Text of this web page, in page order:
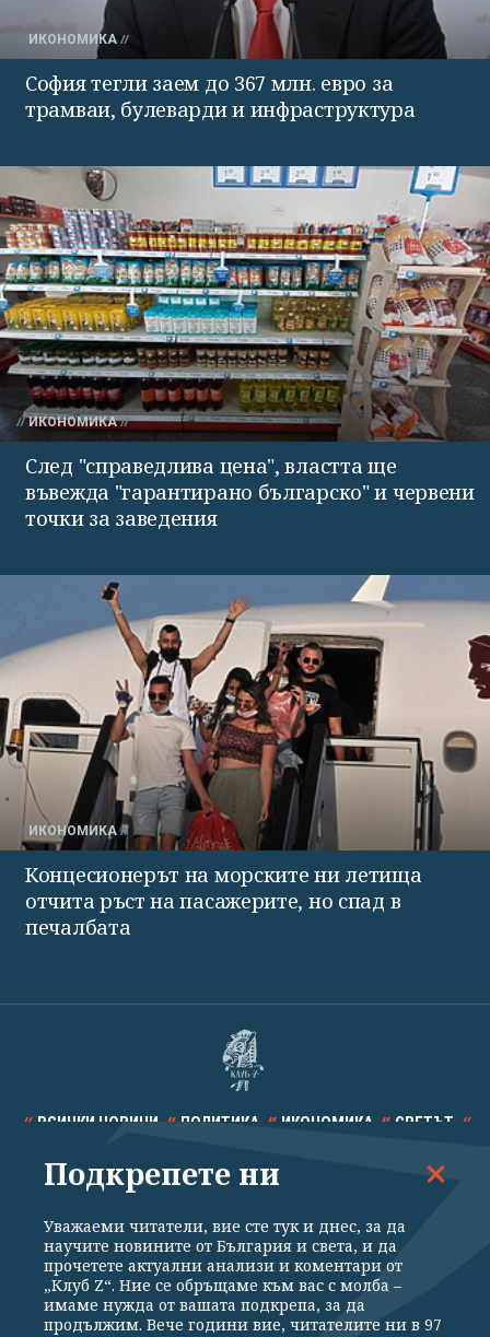
ИКОНОМИКА
София тегли заем до 367 млн. евро за
трамваи, булеварди и инфраструктура
ИКОНОМИКА
След "справедлива цена", властта ще
въвежда "гарантирано българско" и червени
точки за заведения
ИКОНОМИКА
Концесионерът на морските ни летища
отчита ръст на пасажерите, но спад в
печалбата
ВСИЧКИ НОВИНИ ПОЛИТИКА ИКОНОМИКА СВЕТЪТ
СПОРТ КУЛТУРА ТЕХНОЛОГИИ КАЛЕЙДОСКОП
Подкрепете ни
Уважаеми читатели, вие сте тук и днес, за да
научите новините от България и света, и да
прочетете актуални анализи и коментари от
„Клуб Z“. Ние се обръщаме към вас с молба –
имаме нужда от вашата подкрепа, за да
продължим. Вече години вие, читателите ни в 97